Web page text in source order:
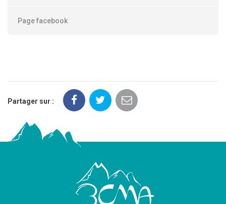
Page facebook
Partager sur :